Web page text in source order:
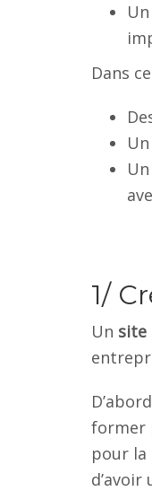
Dans
Un
Un
1/
Un site
former
pour la